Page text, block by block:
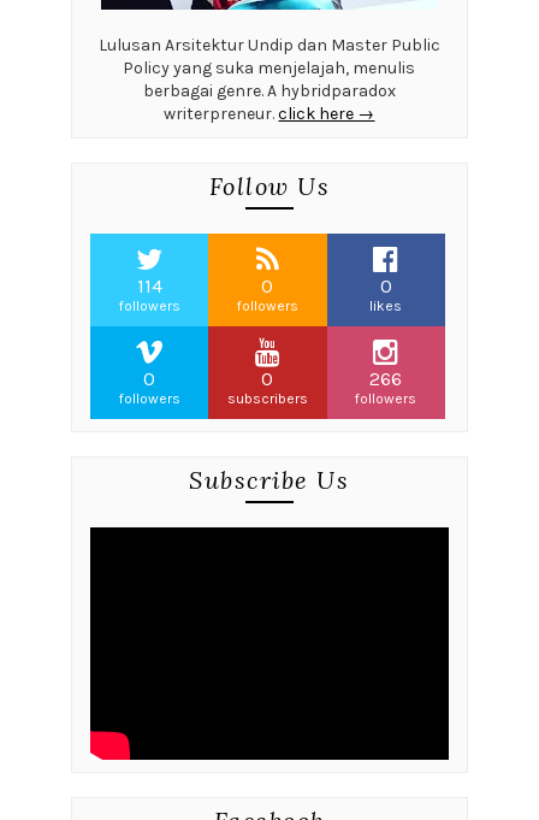
Lulusan Arsitektur Undip dan Master Public
Policy yang suka menjelajah, menulis
berbagai genre. A hybridparadox
writerpreneur.click here →
Follow Us
114
followers
0
followers
0
likes
0
followers
0
subscribers
266
followers
Subscribe Us